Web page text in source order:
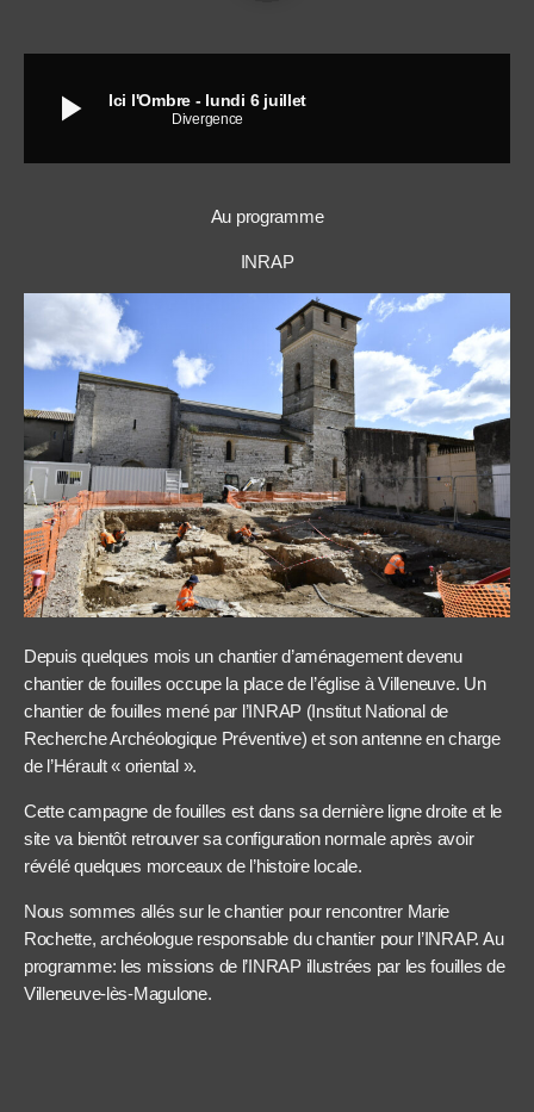
play_arrow Ici l'Ombre - lundi 6 juillet
Divergence
Au programme
INRAP
Depuis quelques mois un chantier d’aménagement devenu
chantier de fouilles occupe la place de l’église à Villeneuve. Un
chantier de fouilles mené par l’INRAP (Institut National de
Recherche Archéologique Préventive) et son antenne en charge
de l’Hérault « oriental ».
Cette campagne de fouilles est dans sa dernière ligne droite et le
site va bientôt retrouver sa configuration normale après avoir
révélé quelques morceaux de l’histoire locale.
Nous sommes allés sur le chantier pour rencontrer Marie
Rochette, archéologue responsable du chantier pour l’INRAP. Au
programme: les missions de l’INRAP illustrées par les fouilles de
Villeneuve-lès-Magulone.